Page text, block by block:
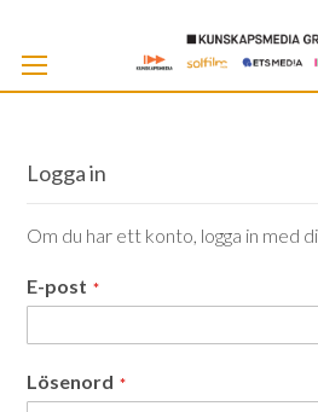
Logga in
Om du har ett konto, logga in med
E-post
Lösenord